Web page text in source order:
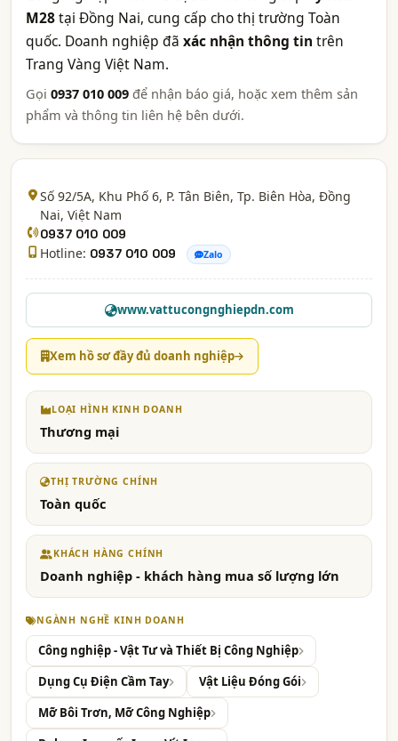
M28tại Đồng Nai, cung cấp cho thị trường Toàn
quốc. Doanh nghiệp đã xác nhận thông tin trên
Trang Vàng Việt Nam.
Gọi 0937 010 009 để nhận báo giá, hoặc xem thêm sản
phẩm và thông tin liên hệ bên dưới.
Số 92/5A, Khu Phố 6, P. Tân Biên, Tp. Biên Hòa, Đồng
Nai, Việt Nam
0937 010 009
Hotline: 0937 010 009 Zalo
www.vattucongnghiepdn.com
Xem hồ sơ đầy đủ doanh nghiệp
LOẠI HÌNH KINH DOANH
Thương mại
THỊ TRƯỜNG CHÍNH
Toàn quốc
KHÁCH HÀNG CHÍNH
Doanh nghiệp - khách hàng mua số lượng lớn
NGÀNH NGHỀ KINH DOANH
Công nghiệp - Vật Tư và Thiết Bị Công Nghiệp
Dụng Cụ Điện Cầm Tay
Vật Liệu Đóng Gói
Mỡ Bôi Trơn, Mỡ Công Nghiệp